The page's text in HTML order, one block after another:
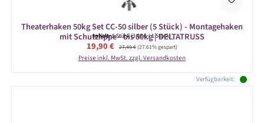
Theaterhaken 50kg Set CC-50 silber (5 Stück) - Montagehaken
mit Schutzlippe - bis 50kg | DELTATRUSS
Inhalt:5 Stück(3,98 € / 1 Stück)
Verkaufspreis:
19,90 € Regulärer Preis:
27,49 €(27.61% gespart)
Preise inkl. MwSt. zzgl. Versandkosten
Verfügbarkeit: